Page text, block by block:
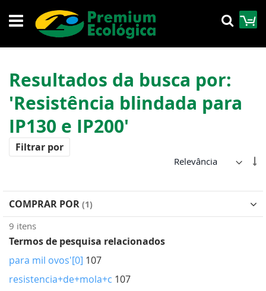
para
o
Resultados da busca por:
'Resistência blindada para
IP130 e IP200'
9 itens
Termos de pesquisa relacionados
para mil ovos'[0] 107
resistencia+de+mola+c 107
Filtrar por
COMPRAR POR